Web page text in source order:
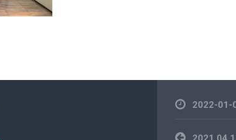
2022-01-
文